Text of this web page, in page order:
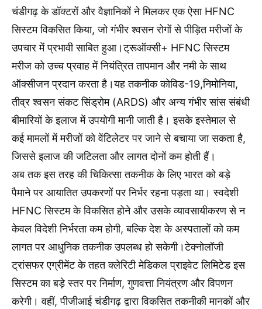
चंडीगढ़ के डॉक्टरों और वैज्ञानिकों ने मिलकर एक ऐसा HFNC
सिस्टम विकसित किया, जो गंभीर श्वसन रोगों से पीड़ित मरीजों के
उपचार में प्रभावी साबित हुआ।ट्रूऑक्सी+ HFNC सिस्टम
मरीज को उच्च प्रवाह में नियंत्रित तापमान और नमी के साथ
ऑक्सीजन प्रदान करता है।यह तकनीक कोविड-19,निमोनिया,
तीव्र श्वसन संकट सिंड्रोम (ARDS) और अन्य गंभीर सांस संबंधी
बीमारियों के इलाज में उपयोगी मानी जाती है। इसके इस्तेमाल से
कई मामलों में मरीजों को वेंटिलेटर पर जाने से बचाया जा सकता है,
जिससे इलाज की जटिलता और लागत दोनों कम होती हैं।
अब तक इस तरह की चिकित्सा तकनीक के लिए भारत को बड़े
पैमाने पर आयातित उपकरणों पर निर्भर रहना पड़ता था। स्वदेशी
HFNC सिस्टम के विकसित होने और उसके व्यावसायीकरण से न
केवल विदेशी निर्भरता कम होगी, बल्कि देश के अस्पतालों को कम
लागत पर आधुनिक तकनीक उपलब्ध हो सकेगी।टेक्नोलॉजी
ट्रांसफर एग्रीमेंट के तहत क्लेरिटी मेडिकल प्राइवेट लिमिटेड इस
सिस्टम का बड़े स्तर पर निर्माण, गुणवत्ता नियंत्रण और विपणन
करेगी। वहीं, पीजीआई चंडीगढ़ द्वारा विकसित तकनीकी मानकों और